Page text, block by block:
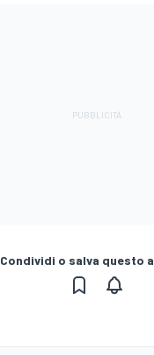
Condividi o salva questo